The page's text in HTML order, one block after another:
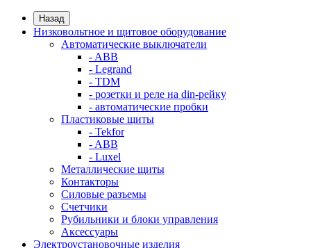
Назад
Низковольтное и щитовое оборудование
Автоматические выключатели
- ABB
- Legrand
- TDM
- розетки и реле на din-рейку
- автоматические пробки
Пластиковые щиты
- Tekfor
- ABB
- Luxel
Металлические щиты
Контакторы
Силовые разъемы
Счетчики
Рубильники и блоки управления
Аксессуары
Электроустановочные изделия